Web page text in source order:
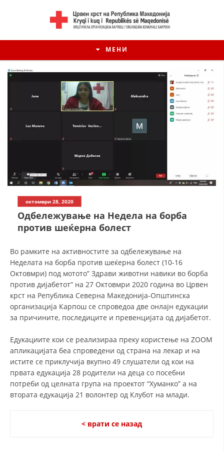
МЕНИ
ДЕЈСТВУВАЊЕ
ПРИРАЧНИЦИ
ЕДУКАТИВНО ИНФОРМАТИВНИ МАТЕРИЈАЛИ
ПОСТЕРИ
октомври 28, 2020
Одбележување на Недела на борба
против шеќерна болест
Во рамките на активностите за одбележување на
Неделата на борба против шеќерна болест (10-16
Октовмри) под мотото” Здрави животни навики во борба
против дијабетот” на 27 Октовмри 2020 година во Црвен
крст на Република Северна Македонија-Општинска
организација Карпош се спроведоа две онлајн едукации
за причините, последиците и превенцијата од дијабетот.
Eдукациите кои се реализираа преку користење на ZOOM
апликацијата беа спроведени од страна на лекар и на
истите се приклучија вкупно 49 слушатели од кои на
првата едукација 28 родители на деца со посебни
потреби од целната група на проектот “Хуманко” а на
втората едукација 21 волонтер од Клубот на млади.
< врати се назад